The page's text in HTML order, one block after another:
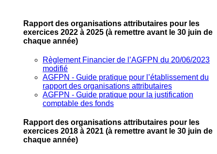
Rapport des organisations attributaires pour les
exercices 2022 à 2025 (à remettre avant le 30 juin de
chaque année)
Règlement Financier de l’AGFPN du 20/06/2023
modifié
AGFPN ‐ Guide pratique pour l’établissement du
rapport des organisations attributaires
AGFPN ‐ Guide pratique pour la justification
comptable des fonds
Rapport des organisations attributaires pour les
exercices 2018 à 2021 (à remettre avant le 30 juin de
chaque année)